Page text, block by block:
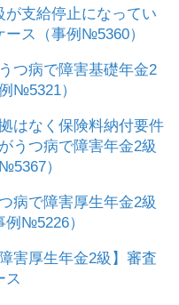
が支給停止になってい
ス（事例№5360）
つ病で障害基礎年金2
№5321）
はなく保険料納付要件
うつ病で障害年金2級
）
病で障害厚生年金2級
例№5226）
害厚生年金2級】審査
ス